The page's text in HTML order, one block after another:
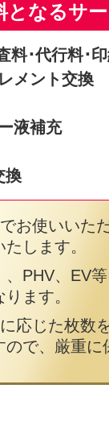
となるサ
料･代行料･
メント交換
液補充
換
お使いいた
します。
PHV、EV
ます。
応じた枚数
で、厳重に